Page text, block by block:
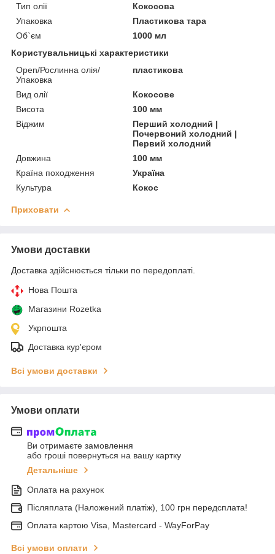
Тип олії
Кокосова
Упаковка
Пластикова тара
Об`єм
1000 мл
Користувальницькі характеристики
Open/Рослинна олія/
Упаковка
пластикова
Вид олії
Кокосове
Висота
100 мм
Віджим
Перший холодний |
Почервоний холодний |
Первий холодний
Довжина
100 мм
Країна походження
Україна
Культура
Кокос
Приховати
Умови доставки
Доставка здійснюється тільки по передоплаті.
Нова Пошта
Магазини Rozetka
Укрпошта
Доставка кур'єром
Всі умови доставки
Умови оплати
Ви отримаєте замовлення
або гроші повернуться на вашу картку
Детальніше
Оплата на рахунок
Післяплата (Наложений платіж), 100 грн передсплата!
Оплата картою Visa, Mastercard - WayForPay
Всі умови оплати